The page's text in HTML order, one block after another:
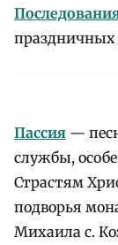
праздничных
Пассия —
службы,
Страстям
подворья
Михаила с.